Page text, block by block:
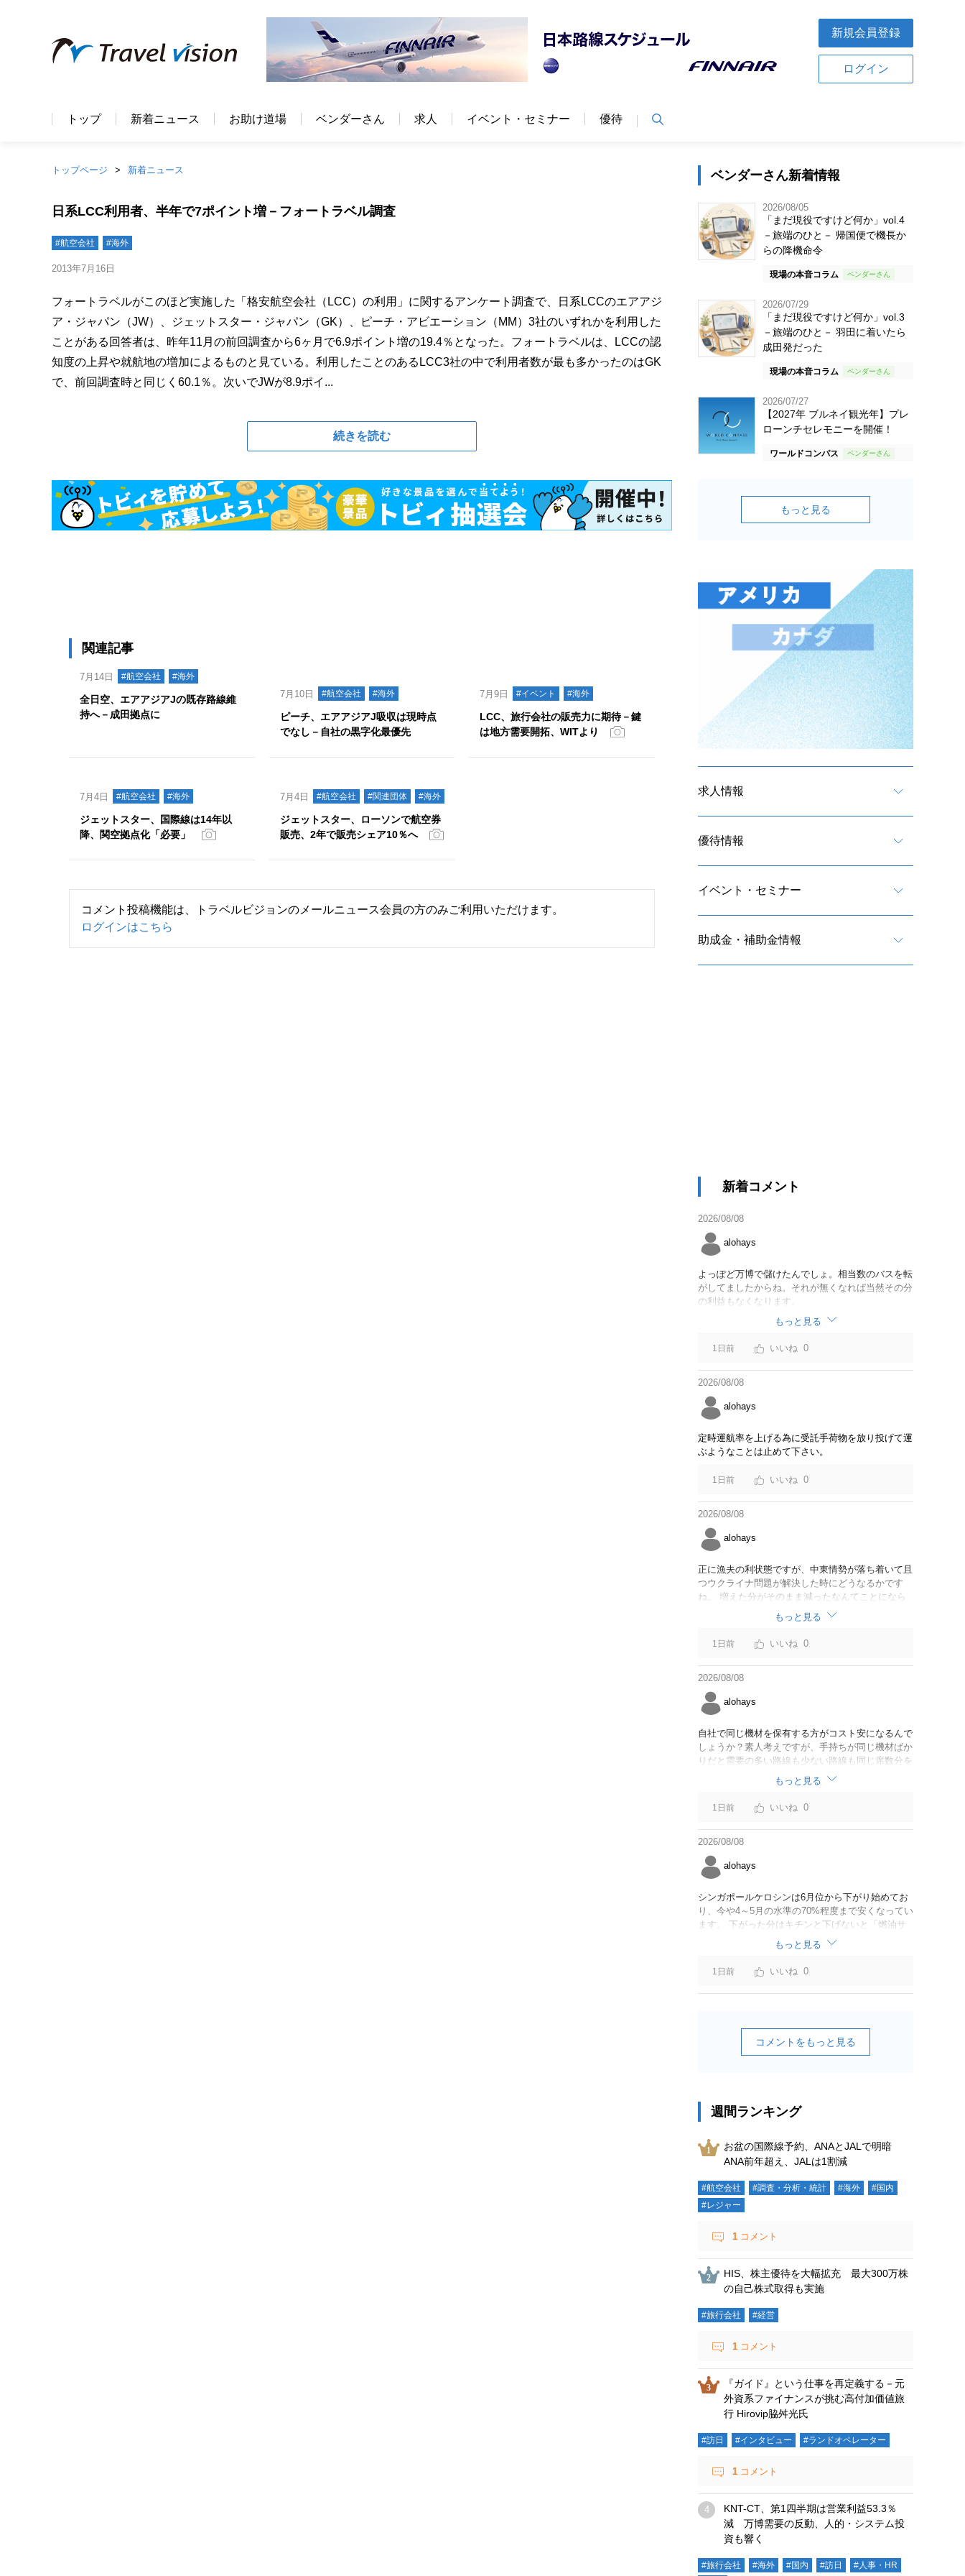
新規会員登録
ログイン
トップ 新着ニュース お助け道場 ベンダーさん 求人 イベント・セミナー 優待
トップページ 新着ニュース
日系LCC利用者、半年で7ポイント増－フォートラベル調査
#航空会社 #海外
2013年7月16日
フォートラベルがこのほど実施した「格安航空会社（LCC）の利用」に関するアンケート調査で、日系LCCのエアアジ
ア・ジャパン（JW）、ジェットスター・ジャパン（GK）、ピーチ・アビエーション（MM）3社のいずれかを利用した
ことがある回答者は、昨年11月の前回調査から6ヶ月で6.9ポイント増の19.4％となった。フォートラベルは、LCCの認
知度の上昇や就航地の増加によるものと見ている。利用したことのあるLCC3社の中で利用者数が最も多かったのはGK
で、前回調査時と同じく60.1％。次いでJWが8.9ポイ...
続きを読む
関連記事
7月14日 #航空会社 #海外
全日空、エアアジアJの既存路線維
持へ－成田拠点に
7月10日 #航空会社 #海外
ピーチ、エアアジアJ吸収は現時点
でなし－自社の黒字化最優先
7月9日 #イベント #海外
LCC、旅行会社の販売力に期待－鍵
は地方需要開拓、WITより
7月4日 #航空会社 #海外
ジェットスター、国際線は14年以
降、関空拠点化「必要」
7月4日 #航空会社 #関連団体 #海外
ジェットスター、ローソンで航空券
販売、2年で販売シェア10％へ
コメント投稿機能は、トラベルビジョンのメールニュース会員の方のみご利用いただけます。
ログインはこちら
ベンダーさん新着情報
2026/08/05
「まだ現役ですけど何か」vol.4
－旅端のひと－ 帰国便で機長か
らの降機命令
現場の本音コラム
2026/07/29
「まだ現役ですけど何か」vol.3
－旅端のひと－ 羽田に着いたら
成田発だった
現場の本音コラム
2026/07/27
【2027年 ブルネイ観光年】プレ
ローンチセレモニーを開催！
ワールドコンパス
もっと見る
求人情報
優待情報
イベント・セミナー
助成金・補助金情報
新着コメント
2026/08/08
alohays
よっぽど万博で儲けたんでしょ。相当数のバスを転
がしてましたからね。それが無くなれば当然その分
の利益もなくなります。
もっと見る
1日前 0
2026/08/08
alohays
定時運航率を上げる為に受託手荷物を放り投げて運
ぶようなことは止めて下さい。
1日前 0
2026/08/08
alohays
正に漁夫の利状態ですが、中東情勢が落ち着いて且
つウクライナ問題が解決した時にどうなるかです
ね。 増えた分がそのまま減ったなんてことになら
なければいいですが。
もっと見る
1日前 0
2026/08/08
alohays
自社で同じ機材を保有する方がコスト安になるんで
しょうか？素人考えですが、手持ちが同じ機材ばか
りだと需要の多い路線も少ない路線も同じ席数分を
供給することになるので、需要が多い路線には大型
機材を当て、少ない路線には小型機材を当てるな
ど、席数を調整するにはリース契約の方が対応しや
すいと思いました。
もっと見る
1日前 0
2026/08/08
alohays
シンガポールケロシンは6月位から下がり始めてお
り、今や4～5月の水準の70%程度まで安くなってい
ます。 下がった分はキチンと下げないと「燃油サ
ーチャージ＝利益」と判断されますよ。
もっと見る
1日前 0
コメントをもっと見る
週間ランキング
お盆の国際線予約、ANAとJALで明暗
ANA前年超え、JALは1割減
#航空会社 #調査・分析・統計 #海外
#国内
#レジャー
1 コメント
HIS、株主優待を大幅拡充 最大300万株
の自己株式取得も実施
#旅行会社 #経営
1 コメント
『ガイド』という仕事を再定義する－元
外資系ファイナンスが挑む高付加価値旅
行 Hirovip脇舛光氏
#訪日 #インタビュー #ランドオペレーター
1 コメント
KNT-CT、第1四半期は営業利益53.3％
減 万博需要の反動、人的・システム投
資も響く
#旅行会社 #海外 #国内 #訪日 #人事・HR